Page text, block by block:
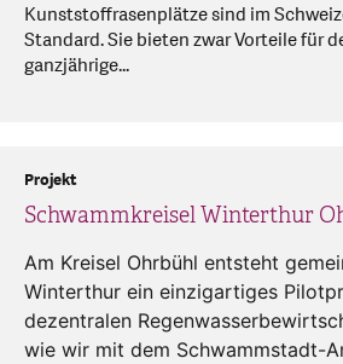
Kunststoffrasenplätze sind im
Standard. Sie bieten zwar Vorteile für
ganzjährige...
Schwammkreisel Winterthur
Projekt
Am Kreisel Ohrbühl entsteht
Winterthur ein einzigartiges
dezentralen
wie wir mit dem Schwammstadt-